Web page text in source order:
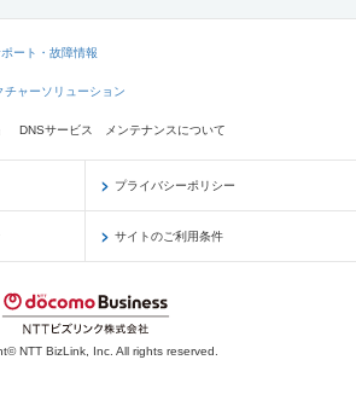
ート・故障情報
チャーソリューション
』 DNSサービス メンテナンスについて
プライバシーポリシー
サイトのご利用条件
NTT BizLink, Inc. All rights reserved.